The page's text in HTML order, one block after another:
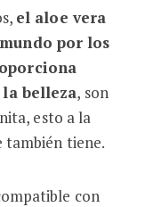
el aloe vera
por los
belleza, son
esto a la
también tiene.
con